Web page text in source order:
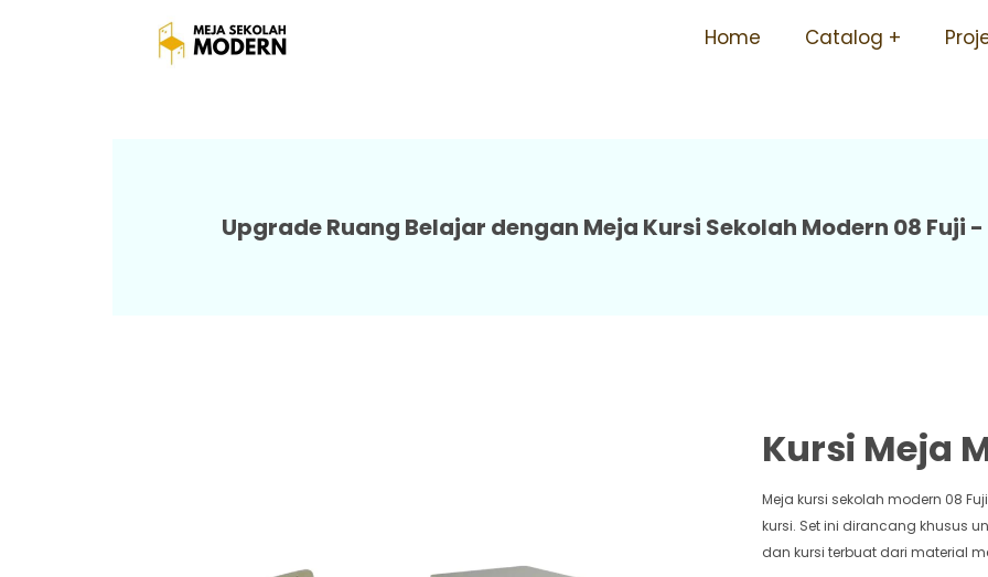
Home Catalog
Harga Meja Sekolah Dan Kursi Ergonomis Tersedia
Upgrade Ruang Belajar dengan Meja Kursi Sekolah Modern 08 Fuji
Kursi Meja
Meja kursi sekolah modern 08
kursi. Set ini dirancang khusus
dan kursi terbuat dari material